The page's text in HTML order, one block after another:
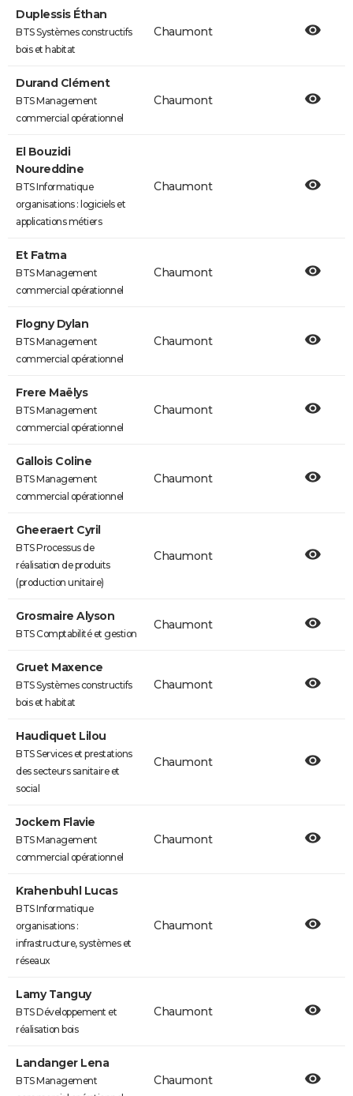
Duplessis Éthan
BTS Systèmes constructifs
bois et habitat
Chaumont
Durand Clément
BTS Management
commercial opérationnel
Chaumont
El Bouzidi
Noureddine
BTS Informatique
organisations : logiciels et
applications métiers
Chaumont
Et Fatma
BTS Management
commercial opérationnel
Chaumont
Flogny Dylan
BTS Management
commercial opérationnel
Chaumont
Frere Maëlys
BTS Management
commercial opérationnel
Chaumont
Gallois Coline
BTS Management
commercial opérationnel
Chaumont
Gheeraert Cyril
BTS Processus de
réalisation de produits
(production unitaire)
Chaumont
Grosmaire Alyson
BTS Comptabilité et gestion
Chaumont
Gruet Maxence
BTS Systèmes constructifs
bois et habitat
Chaumont
Haudiquet Lilou
BTS Services et prestations
des secteurs sanitaire et
social
Chaumont
Jockem Flavie
BTS Management
commercial opérationnel
Chaumont
Krahenbuhl Lucas
BTS Informatique
organisations :
infrastructure, systèmes et
réseaux
Chaumont
Lamy Tanguy
BTS Développement et
réalisation bois
Chaumont
Landanger Lena
BTS Management
Chaumont